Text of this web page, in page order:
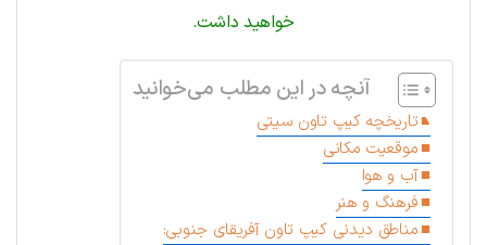
خواهید داشت.
آنچه در این مطلب می‌خوانید
تاریخچه کیپ تاون سیتی
موقعیت مکانی
آب و هوا
فرهنگ و هنر
مناطق دیدنی کیپ تاون آفریقای جنوبی: